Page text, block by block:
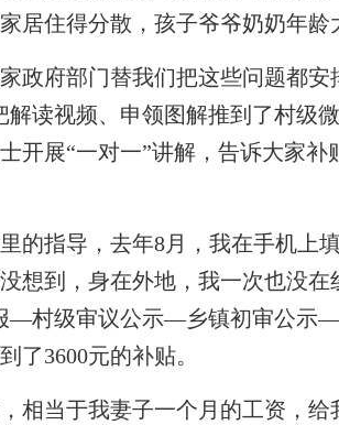
居住得分散，孩子爷爷奶奶年
府部门替我们把这些问题都安
解读视频、申领图解推到了村级
开展“一对一”讲解，告诉大家
指导，去年8月，我在手机上
想到，身在外地，我一次也没
—村级审议公示—乡镇初审公示
了3600元的补贴。
当于我妻子一个月的工资，给